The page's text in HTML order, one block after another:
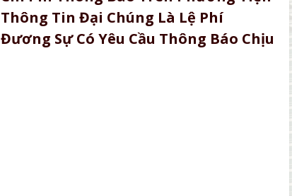
Thông Tin Đại Chúng Là Lệ Phí
Đương Sự Có Yêu Cầu Thông Báo Chịu